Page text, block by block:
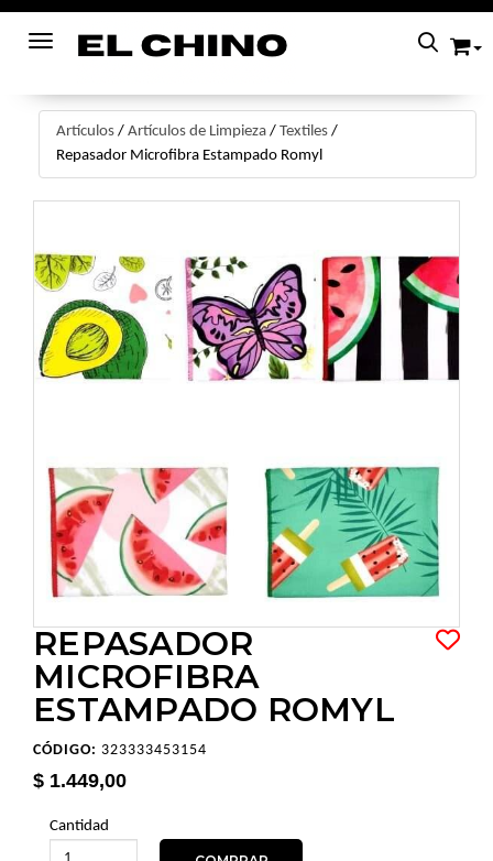
Toggle navigation
Artículos / Artículos de Limpieza / Textiles /
Repasador Microfibra Estampado Romyl
REPASADOR
MICROFIBRA
ESTAMPADO ROMYL
CÓDIGO: 323333453154
$ 1.449,00
Cantidad